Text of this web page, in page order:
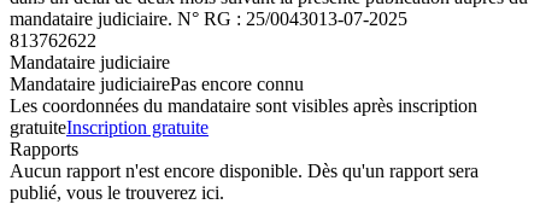
mandataire judiciaire. N° RG : 25/0043013-07-2025
813762622
Mandataire judiciaire
Mandataire judiciairePas encore connu
Les coordonnées du mandataire sont visibles après inscription
gratuiteInscription gratuite
Rapports
Aucun rapport n'est encore disponible. Dès qu'un rapport sera
publié, vous le trouverez ici.